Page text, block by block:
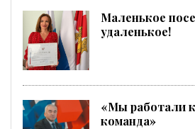
Маленькое
удаленькое!
«Мы работали
команда»